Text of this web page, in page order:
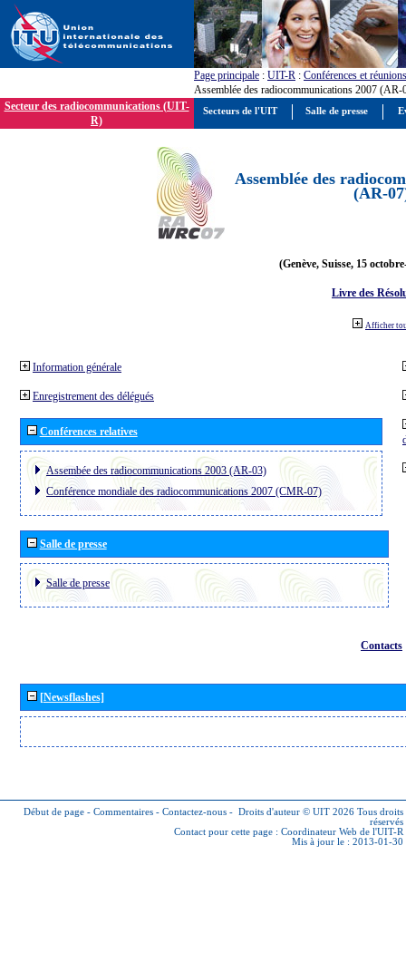
Page principale : UIT-R : Conférences et réunions
Assemblée des radiocommunications 2007 (AR-
Secteur des radiocommunications (UIT-
R)
Assemblée des
(AR-
(Genève, Suisse, 15
Livre des
Afficher
Information générale
Enregistrement des délégués
Conférences relatives
Assembée des radiocommunications 2003 (AR-03)
Conférence mondiale des radiocommunications 2007 (CMR-07)
Salle de presse
Salle de presse
Contacts
[Newsflashes]
Début de page - Commentaires - Contactez-nous - Droits d'auteur © UIT 2026 Tous droits
réservés
Contact pour cette page : Coordinateur Web de l'UIT-R
Mis à jour le : 2013-01-30
Secteurs de l'UIT Salle de presse